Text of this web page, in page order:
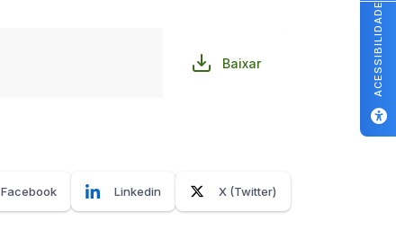
Baixar
Facebook Linkedin X (Twitter)
ACESSIBILIDADE